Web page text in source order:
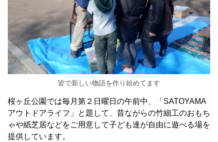
皆で新しい物語を作り始めてます
桜ヶ丘公園では毎月第２日曜日の午前中、「SATOYAMA
アウトドアライフ」と題して、昔ながらの竹細工のおもち
ゃや紙芝居などをご用意して子ども達が自由に遊べる場を
提供しています。